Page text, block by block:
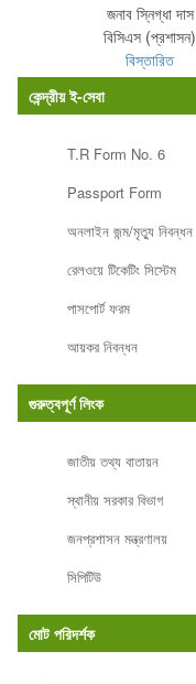
জনাব স্নিগ্ধা দাস
বিসিএস (প্রশাসন)
বিস্তারিত
কেন্দ্রীয় ই-সেবা
T.R Form No. 6
Passport Form
অনলাইন জন্ম/মৃত্যু নিবন্ধন
রেলওয়ে টিকেটিং সিস্টেম
পাসপোর্ট ফরম
আয়কর নিবন্ধন
গুরুত্বপূর্ণ লিংক
জাতীয় তথ্য বাতায়ন
স্থানীয় সরকার বিভাগ
জনপ্রশাসন মন্ত্রণালয়
সিপিটিউ
মোট পরিদর্শক